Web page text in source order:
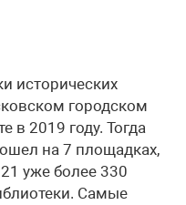
исторических
городском
в 2019 году. Тогда
на 7 площадках,
уже более 330
Самые